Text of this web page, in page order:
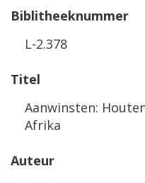
Biblitheeknummer
L-2.378
Titel
Aanwinsten:
Afrika
Auteur